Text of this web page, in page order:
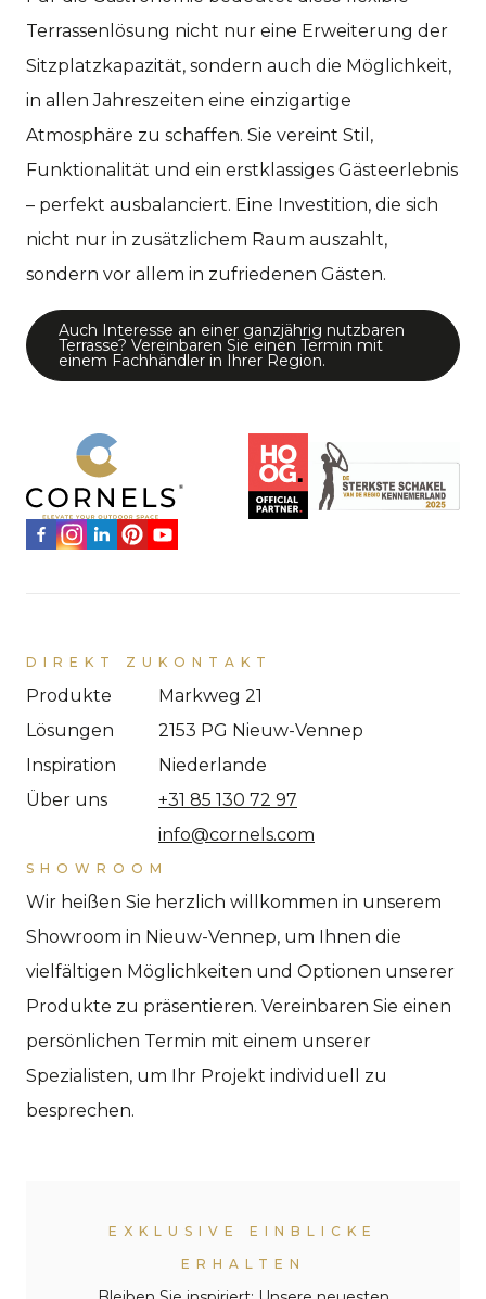
Terrassenlösung nicht nur eine Erweiterung der
Sitzplatzkapazität, sondern auch die Möglichkeit,
in allen Jahreszeiten eine einzigartige
Atmosphäre zu schaffen. Sie vereint Stil,
Funktionalität und ein erstklassiges Gästeerlebnis
– perfekt ausbalanciert. Eine Investition, die sich
nicht nur in zusätzlichem Raum auszahlt,
sondern vor allem in zufriedenen Gästen.
Auch Interesse an einer ganzjährig nutzbaren
Terrasse? Vereinbaren Sie einen Termin mit
einem Fachhändler in Ihrer Region.
DIREKT ZU
Produkte
Lösungen
Inspiration
Über uns
KONTAKT
Markweg 21
2153 PG Nieuw-Vennep
Niederlande
+31 85 130 72 97
info@cornels.com
SHOWROOM
Wir heißen Sie herzlich willkommen in unserem
Showroom in Nieuw-Vennep, um Ihnen die
vielfältigen Möglichkeiten und Optionen unserer
Produkte zu präsentieren. Vereinbaren Sie einen
persönlichen Termin mit einem unserer
Spezialisten, um Ihr Projekt individuell zu
besprechen.
EXKLUSIVE EINBLICKE
ERHALTEN